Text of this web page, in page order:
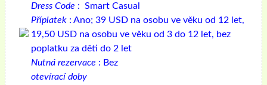
Dress Code : Smart Casual
Příplatek : Ano; 39 USD na osobu ve věku od 12 let,
19,50 USD na osobu ve věku od 3 do 12 let, bez
poplatku za děti do 2 let
Nutná rezervace : Bez
otevírací doby